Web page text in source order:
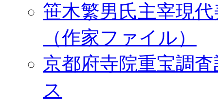
笹木繁男氏主宰現
（作家ファイル）
京都府寺院重宝調
ス